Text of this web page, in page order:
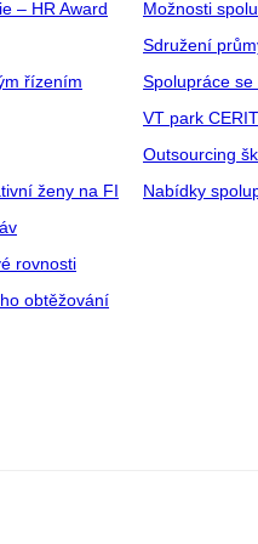
– HR Award
řízením
ženy na FI
rovnosti
obtěžování
Možnosti
Sdružení
Spolupráce se
VT park CERIT
Outsourcing
Nabídky